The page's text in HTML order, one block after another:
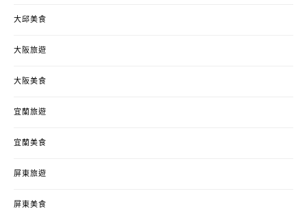
大邱美食
大阪旅遊
大阪美食
宜蘭旅遊
宜蘭美食
屏東旅遊
屏東美食